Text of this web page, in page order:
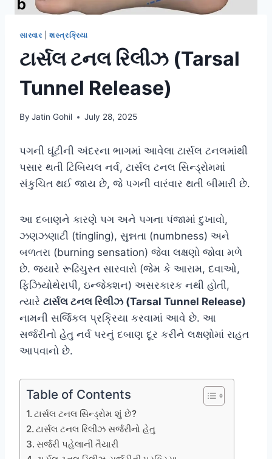
સારવાર |શસ્ત્રક્રિયા
ટાર્સલ ટનલ રિલીઝ (Tarsal
Tunnel Release)
By Jatin Gohil July 28, 2025
પગની ઘૂંટીની અંદરના ભાગમાં આવેલા ટાર્સલ ટનલમાંથી
પસાર થતી ટિબિયલ નર્વ, ટાર્સલ ટનલ સિન્ડ્રોમમાં
સંકુચિત થઈ જાય છે, જે પગની વારંવાર થતી બીમારી છે.
આ દબાણને કારણે પગ અને પગના પંજામાં દુખાવો,
ઝણઝણાટી (tingling), સુન્નતા (numbness) અને
બળતરા (burning sensation) જેવા લક્ષણો જોવા મળે
છે. જ્યારે રૂઢિચુસ્ત સારવારો (જેમ કે આરામ, દવાઓ,
ફિઝિયોથેરાપી, ઇન્જેક્શન) અસરકારક નથી હોતી,
ત્યારે ટાર્સલ ટનલ રિલીઝ (Tarsal Tunnel Release)
નામની સર્જિકલ પ્રક્રિયા કરવામાં આવે છે. આ
સર્જરીનો હેતુ નર્વ પરનું દબાણ દૂર કરીને લક્ષણોમાં રાહત
આપવાનો છે.
Table of Contents
ટાર્સલ ટનલ સિન્ડ્રોમ શું છે?
ટાર્સલ ટનલ રિલીઝ સર્જરીનો હેતુ
સર્જરી પહેલાની તૈયારી